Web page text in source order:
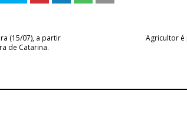
Agricultor
(15/07), a partir
de Catarina.